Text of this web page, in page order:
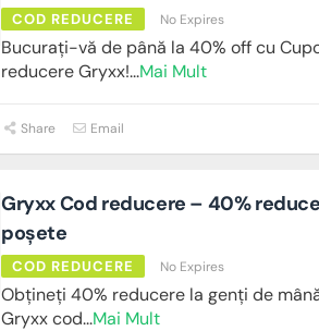
COD REDUCERE No Expires
Bucurați-vă de până la 40% off cu
reducere Gryxx!...Mai Mult
Share Email
Gryxx Cod reducere – 40%
poșete
COD REDUCERE No Expires
Obțineți 40% reducere la genți de
Gryxx cod...Mai Mult